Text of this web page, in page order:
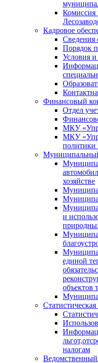
Комиссия
Кадровое
Сведения
Порядок
Условия и
Финансовый
Отдел
МКУ
МКУ
политики
хозяйстве
и
единой
объектов
налогам
Ведомственный